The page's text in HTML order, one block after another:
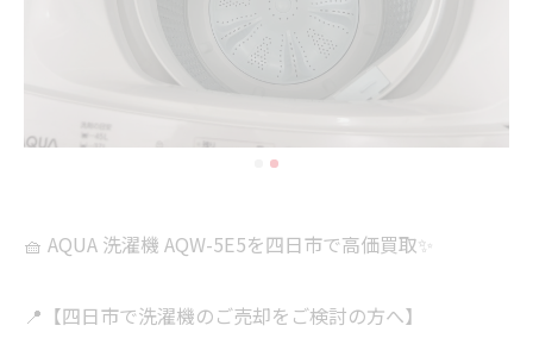
🧺 AQUA 洗濯機 AQW-5E5を四日市で高価買取✨
📍【四日市で洗濯機のご売却をご検討の方へ】